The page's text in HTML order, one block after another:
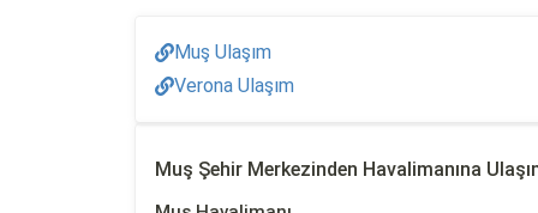
Muş Ulaşım
Verona Ulaşım
Muş Şehir Merkezinden Havalimanına